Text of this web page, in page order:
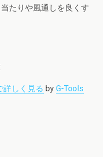
たりや風通しを良くす
詳しく見る by G-Tools